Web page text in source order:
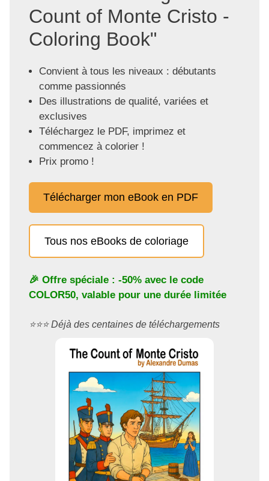
Count of Monte Cristo -
Coloring Book"
Convient à tous les niveaux : débutants
comme passionnés
Des illustrations de qualité, variées et
exclusives
Téléchargez le PDF, imprimez et
commencez à colorier !
Prix promo !
Télécharger mon eBook en PDF
Tous nos eBooks de coloriage
🎉 Offre spéciale : -50% avec le code
COLOR50, valable pour une durée limitée
⭐️⭐️⭐️ Déjà des centaines de téléchargements